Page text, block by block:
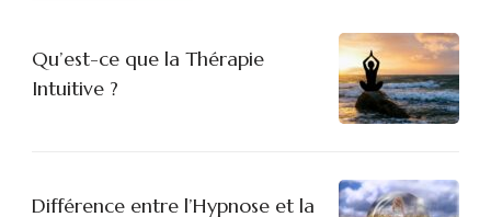
Qu’est-ce que la Thérapie
Intuitive ?
Différence entre l’Hypnose et la